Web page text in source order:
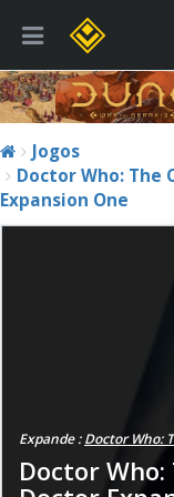
Jogos
Doctor Who: The
Expansion One
Expande :Doctor Who:
Doctor